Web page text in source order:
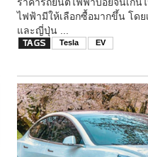
ไฟฟ้ามีให้เลือกซื้อมากขึ้น โด
และญี่ปุ่น ...
Tesla EV